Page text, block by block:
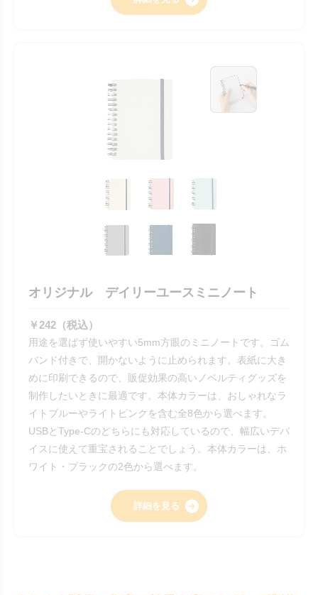
オリジナル デイリーユースミニノート
￥242（税込）
用途を選ばず使いやすい5mm方眼のミニノートです。ゴム
バンド付きで、開かないように止められます。表紙に大き
めに印刷できるので、販促効果の高いノベルティグッズを
制作したいときに最適です。本体カラーは、おしゃれなラ
イトブルーやライトピンクを含む全8色から選べます。
USBとType-Cのどちらにも対応しているので、幅広いデバ
イスに使えて重宝されることでしょう。本体カラーは、ホ
ワイト・ブラックの2色から選べます。
詳細を見る